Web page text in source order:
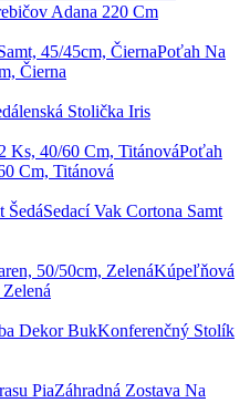
Adana 220 Cm
Poťah Na
Čierna
Stolička Iris
Poťah
Cm, Titánová
Sedací Vak Cortona Samt
Kúpeľňová
Konferenčný Stolík
Záhradná Zostava Na